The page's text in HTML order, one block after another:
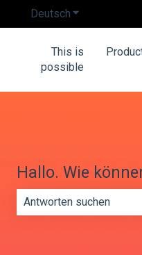
Deutsch Untermenü
This is
possible
Hallo. Wie